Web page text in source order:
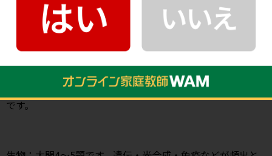
程など根本的な理解をするようにしましょう。問題数にば
らつきがあるため、過去問演習で問題に慣れることも重要
です。